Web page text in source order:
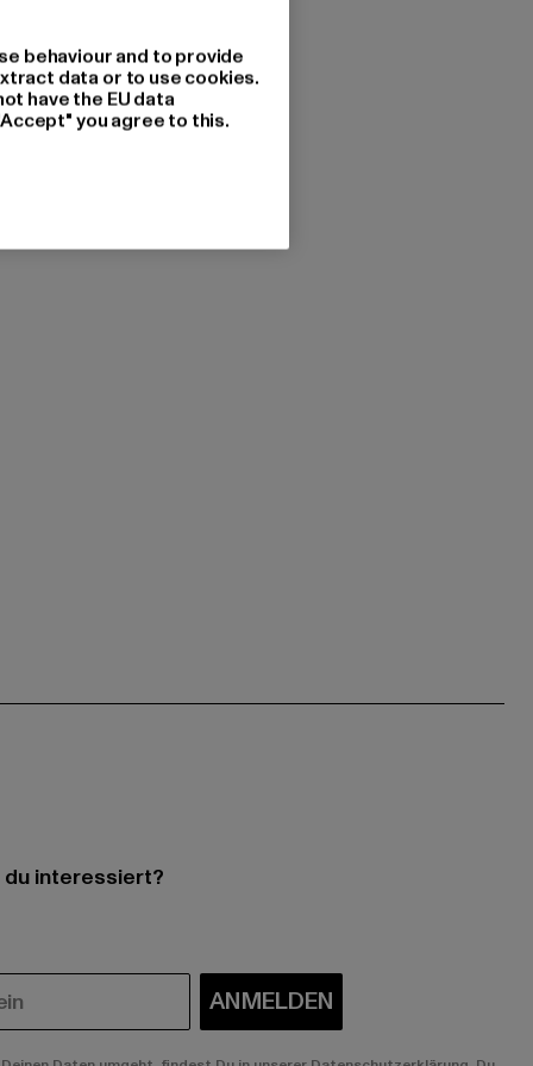
interessiert?
ANMELDEN
behaviour and to provide
data or to use cookies.
have the EU data
you agree to this.